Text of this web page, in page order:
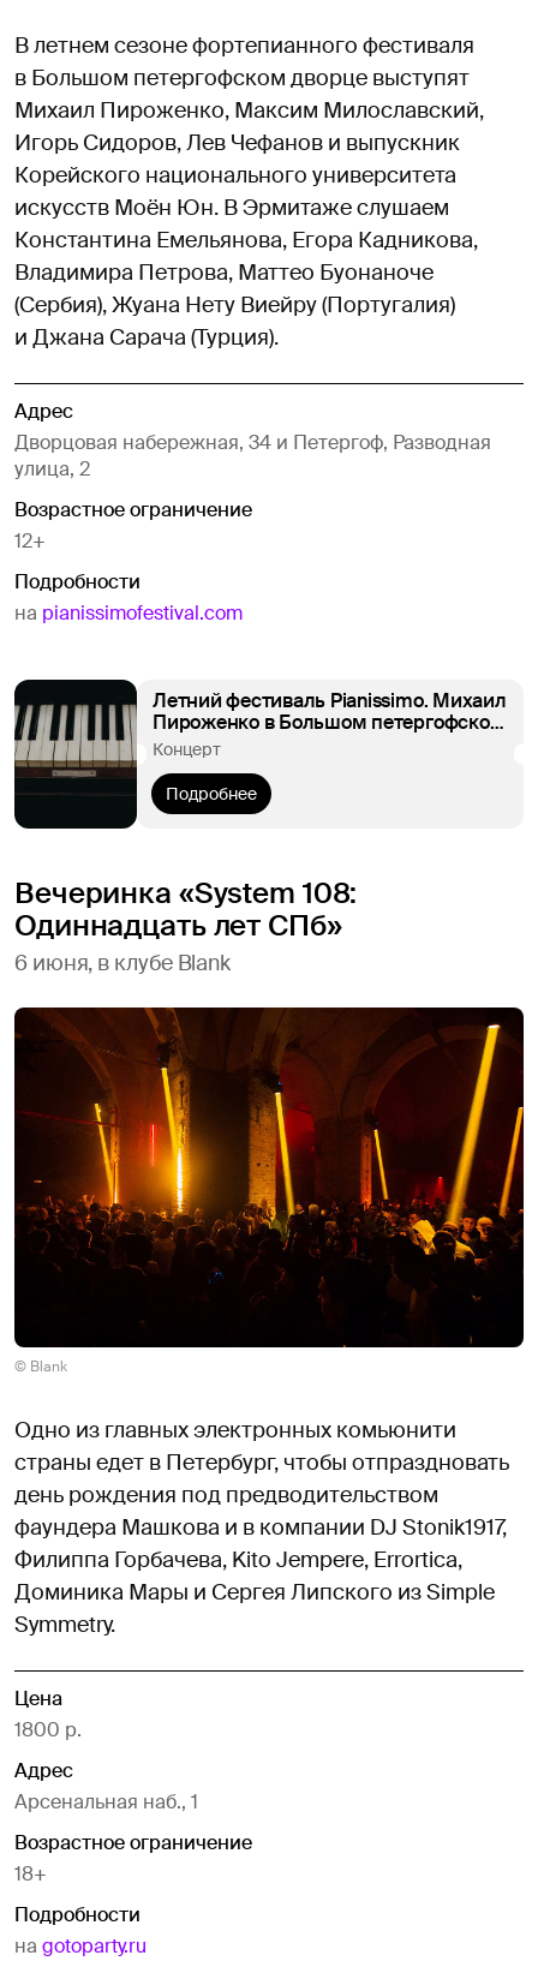
В летнем сезоне фортепианного фестиваля
в Большом петергофском дворце выступят
Михаил Пироженко, Максим Милославский,
Игорь Сидоров, Лев Чефанов и выпускник
Корейского национального университета
искусств Моён Юн. В Эрмитаже слушаем
Константина Емельянова, Егора Кадникова,
Владимира Петрова, Маттео Буонаноче
(Сербия), Жуана Нету Виейру (Португалия)
и Джана Сарача (Турция).
Адрес
Дворцовая набережная, 34 и Петергоф, Разводная
улица, 2
Возрастное ограничение
12+
Подробности
на pianissimofestival.com
Летний фестиваль Pianissimo. Михаил
Пироженко в Большом петергофском
дворце
Концерт
Подробнее
Вечеринка «System 108:
Одиннадцать лет СПб»
6 июня, в клубе Blank
© Blank
Одно из главных электронных комьюнити
страны едет в Петербург, чтобы отпраздновать
день рождения под предводительством
фаундера Машкова и в компании DJ Stonik1917,
Филиппа Горбачева, Kito Jempere, Errortica,
Доминика Мары и Сергея Липского из Simple
Symmetry.
Цена
1800 р.
Адрес
Арсенальная наб., 1
Возрастное ограничение
18+
Подробности
на gotoparty.ru